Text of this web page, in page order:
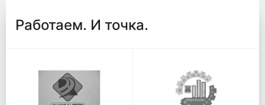
Работаем. И точка.